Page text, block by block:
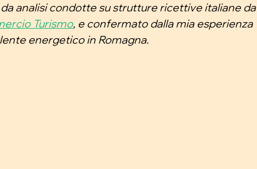
analisi condotte su strutture ricettive italiane da
Turismo, e confermato dalla mia esperienza
energetico in Romagna.